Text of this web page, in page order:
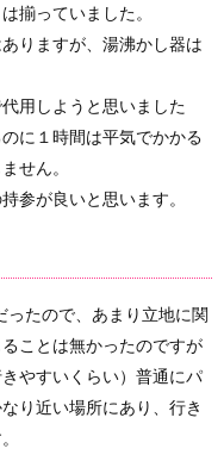
揃っていました。
りますが、湯沸かし器は
用しようと思いました
に１時間は平気でかかる
せん。
参が良いと思います。
ったので、あまり立地に関
ことは無かったのですが
きやすいくらい）普通にパ
り近い場所にあり、行き